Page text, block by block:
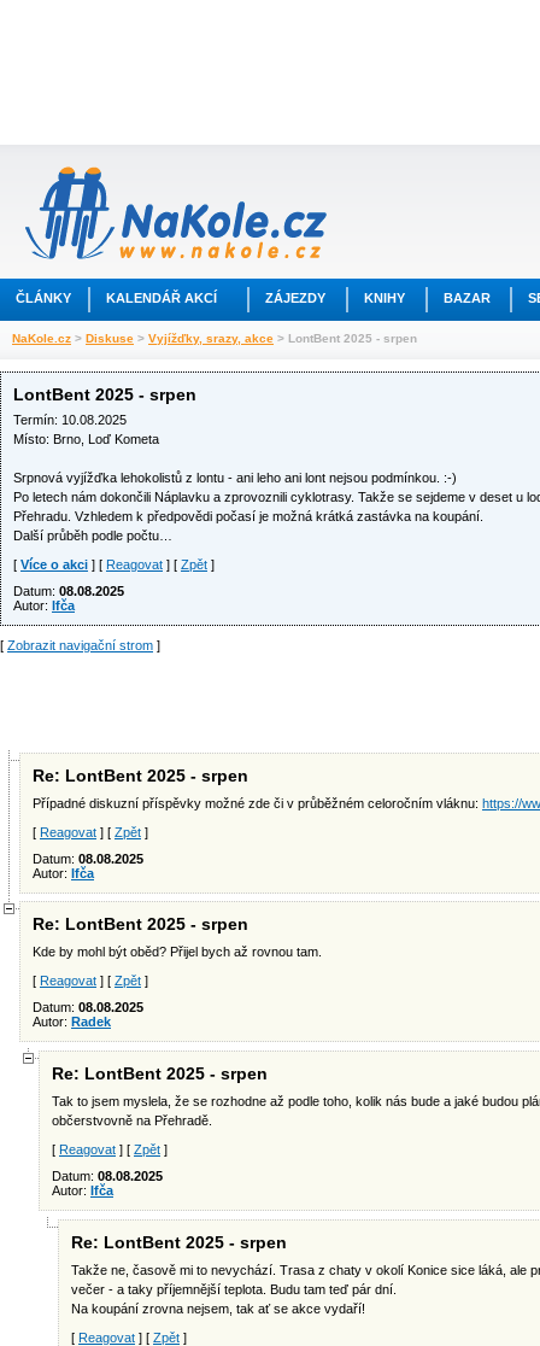
ČLÁNKY KALENDÁŘ AKCÍ ZÁJEZDY KNIHY BAZAR
NaKole.cz > Diskuse > Vyjížďky, srazy, akce > LontBent 2025 - srpen
LontBent 2025 - srpen
Termín: 10.08.2025
Místo: Brno, Loď Kometa
Srpnová vyjížďka lehokolistů z lontu - ani leho ani lont nejsou podmínkou. :-)
Po letech nám dokončili Náplavku a zprovoznili cyklotrasy. Takže se sejdeme v deset u
Přehradu. Vzhledem k předpovědi počasí je možná krátká zastávka na koupání.
Další průběh podle počtu…
[ Více o akci ] [ Reagovat ] [ Zpět ]
Datum: 08.08.2025
Autor: Ifča
[ Zobrazit navigační strom ]
Re: LontBent 2025 - srpen
Případné diskuzní příspěvky možné zde či v průběžném celoročním vláknu: https://
[ Reagovat ] [ Zpět ]
Datum: 08.08.2025
Autor: Ifča
Re: LontBent 2025 - srpen
Kde by mohl být oběd? Přijel bych až rovnou tam.
[ Reagovat ] [ Zpět ]
Datum: 08.08.2025
Autor: Radek
Re: LontBent 2025 - srpen
Tak to jsem myslela, že se rozhodne až podle toho, kolik nás bude a jaké budou
občerstvovně na Přehradě.
[ Reagovat ] [ Zpět ]
Datum: 08.08.2025
Autor: Ifča
Re: LontBent 2025 - srpen
Takže ne, časově mi to nevychází. Trasa z chaty v okolí Konice sice láká, ale
večer - a taky příjemnější teplota. Budu tam teď pár dní.
Na koupání zrovna nejsem, tak ať se akce vydaří!
[ Reagovat ] [ Zpět ]